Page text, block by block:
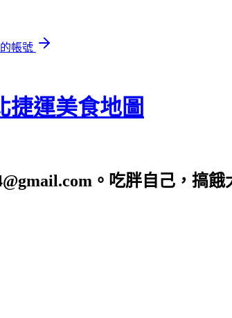
帳號
捷運美食地圖
。吃胖自己，搞餓